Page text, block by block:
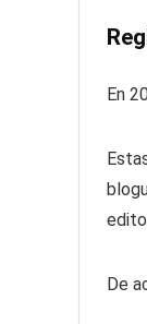
En
De